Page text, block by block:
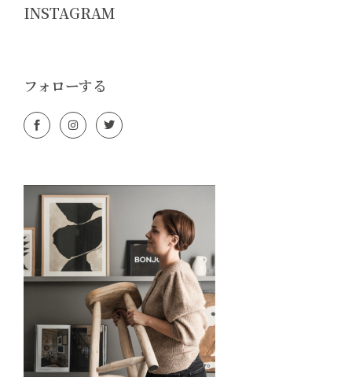
INSTAGRAM
フォローする